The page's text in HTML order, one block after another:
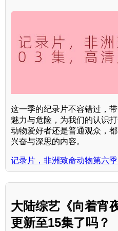
这一季的纪录片不容错过，
魅力与危险，为我们的认识
动物爱好者还是普通观众，
兴奋与深思的内容。
记录片，非洲致命动物第六
大陆综艺《向着宵
更新至15集了吗？